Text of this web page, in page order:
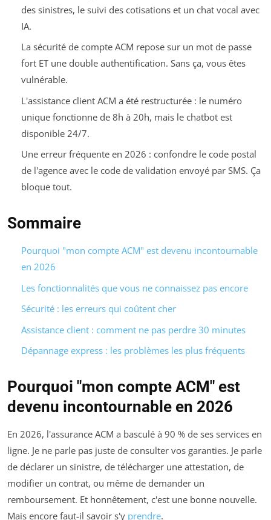
des sinistres, le suivi des cotisations et un chat vocal avec
IA.
La sécurité de compte ACM repose sur un mot de passe
fort ET une double authentification. Sans ça, vous êtes
vulnérable.
L'assistance client ACM a été restructurée : le numéro
unique fonctionne de 8h à 20h, mais le chatbot est
disponible 24/7.
Une erreur fréquente en 2026 : confondre le code postal
de l'agence avec le code de validation envoyé par SMS. Ça
bloque tout.
Sommaire
Pourquoi "mon compte ACM" est devenu incontournable
en 2026
Les fonctionnalités que vous ne connaissez pas encore
Sécurité : les erreurs qui coûtent cher
Assistance client : comment ne pas perdre 30 minutes
Dépannage express : les problèmes les plus fréquents
Pourquoi "mon compte ACM" est
devenu incontournable en 2026
En 2026, l'assurance ACM a basculé à 90 % de ses services en
ligne. Je ne parle pas juste de consulter vos garanties. Je parle
de déclarer un sinistre, de télécharger une attestation, de
modifier un contrat, ou même de demander un
remboursement. Et honnêtement, c'est une bonne nouvelle.
Mais encore faut-il savoir s'y prendre.